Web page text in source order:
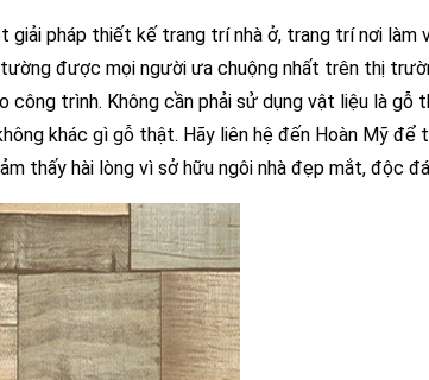
giải pháp thiết kế trang trí nhà ở, trang trí nơi làm
được mọi người ưa chuộng nhất trên thị
trình. Không cần phải sử dụng vật liệu là gỗ
khác gì gỗ thật. Hãy liên hệ đến Hoàn Mỹ để
thấy hài lòng vì sở hữu ngôi nhà đẹp mắt, độc